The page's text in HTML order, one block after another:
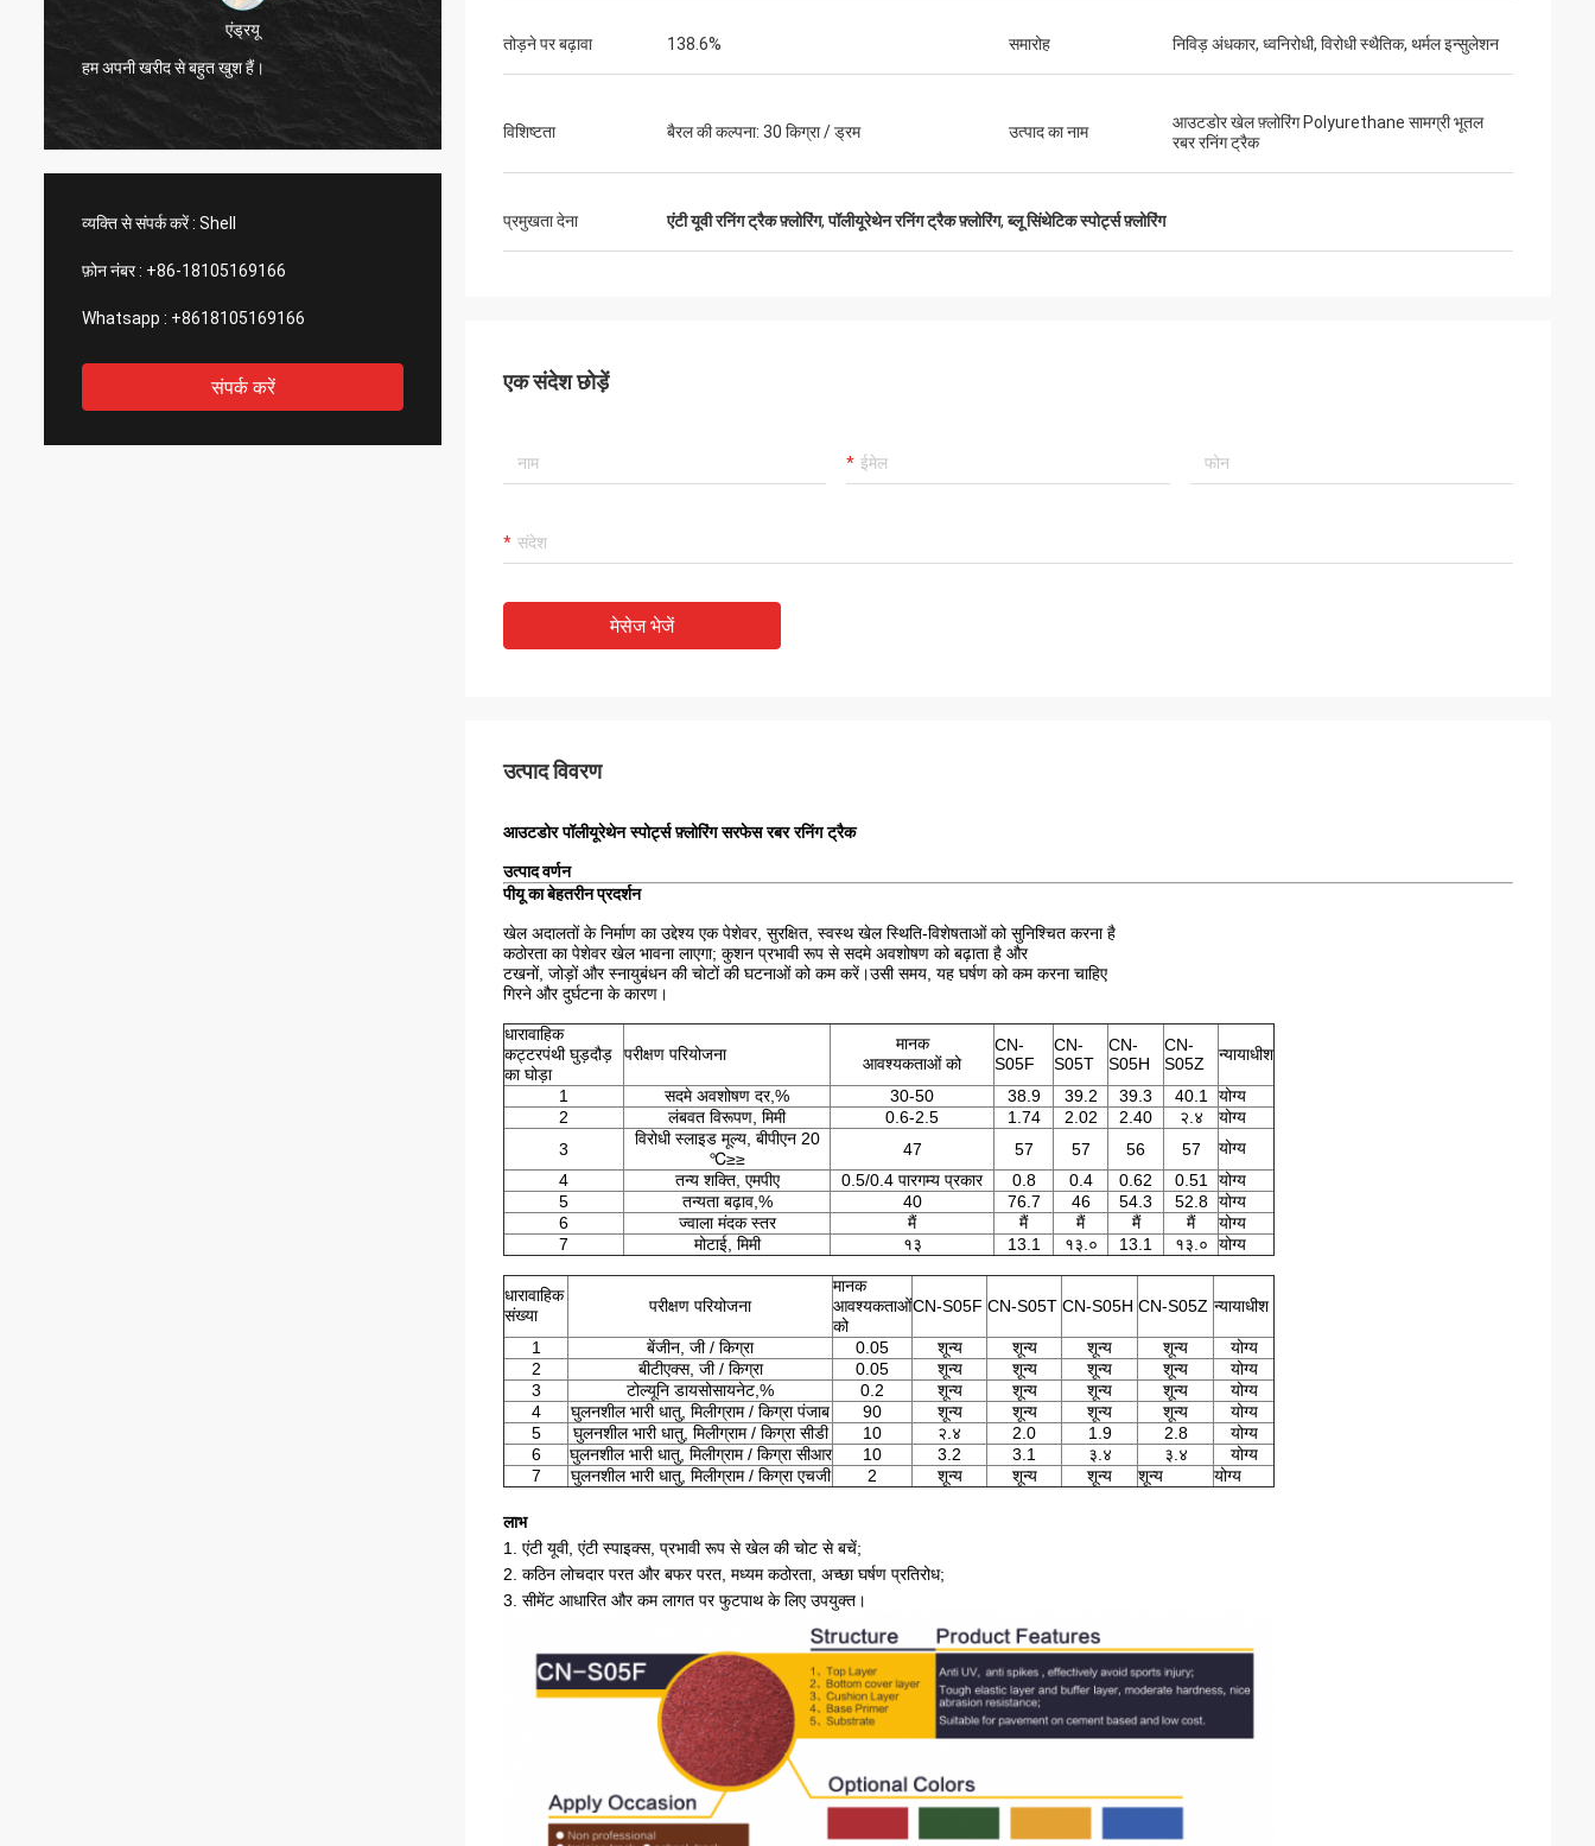
एंड्रयू
हम अपनी खरीद से बहुत खुश हैं।
सीएन स्पोर्ट्स एक भरोसेमंद कंपनी है, उत्कृष्ट उत्पाद और
सेवाएं प्रदान करती है।
व्यक्ति से संपर्क करें : Shell
फ़ोन नंबर : +86-18105169166
Whatsapp : +8618105169166
संपर्क करें
तोड़ने पर बढ़ावा 138.6% समारोह निविड़ अंधकार, ध्वनिरोधी, विरोधी स्थैतिक, थर्मल इन्सुलेशन
विशिष्टता बैरल की कल्पना: 30 किग्रा / ड्रम उत्पाद का नाम
आउटडोर खेल फ़्लोरिंग Polyurethane सामग्री भूतल
रबर रनिंग ट्रैक
प्रमुखता देना एंटी यूवी रनिंग ट्रैक फ़्लोरिंग,पॉलीयूरेथेन रनिंग ट्रैक फ़्लोरिंग,ब्लू सिंथेटिक स्पोर्ट्स फ़्लोरिंग
एक संदेश छोड़ें
मेसेज भेजें
उत्पाद विवरण
आउटडोर पॉलीयूरेथेन स्पोर्ट्स फ़्लोरिंग सरफेस रबर रनिंग ट्रैक
उत्पाद वर्णन
पीयू का बेहतरीन प्रदर्शन
खेल अदालतों के निर्माण का उद्देश्य एक पेशेवर, सुरक्षित, स्वस्थ खेल स्थिति-विशेषताओं को सुनिश्चित करना है
कठोरता का पेशेवर खेल भावना लाएगा; कुशन प्रभावी रूप से सदमे अवशोषण को बढ़ाता है और
टखनों, जोड़ों और स्नायुबंधन की चोटों की घटनाओं को कम करें।उसी समय, यह घर्षण को कम करना चाहिए
गिरने और दुर्घटना के कारण।
धारावाहिक
कट्टरपंथी घुड़दौड़
का घोड़ा
परीक्षण परियोजना
मानक
आवश्यकताओं को
CN-
S05F
CN-
S05T
CN-
S05H
CN-
S05Z
न्यायाधीश
1 सदमे अवशोषण दर,% 30-50 38.9 39.2 39.3 40.1
योग्य
2
लंबवत विरूपण, मिमी 0.6-2.5 1.74 2.02 2.40 २.४
योग्य
3
विरोधी स्लाइड मूल्य, बीपीएन 20
℃≥≥
47 57 57 56 57
योग्य
4
तन्य शक्ति, एमपीए 0.5/0.4 पारगम्य प्रकार 0.8 0.4 0.62 0.51
योग्य
5
तन्यता बढ़ाव,% 40 76.7 46 54.3 52.8 योग्य
6
ज्वाला मंदक स्तर मैं मैं मैं मैं मैं
योग्य
7
मोटाई, मिमी १३ 13.1 १३.० 13.1 १३.० योग्य
धारावाहिक
संख्या
परीक्षण परियोजना
मानक
आवश्यकताओं
को
CN-S05F CN-S05T CN-S05H CN-S05Z न्यायाधीश
1 बेंजीन, जी / किग्रा 0.05 शून्य शून्य शून्य शून्य
योग्य
2
बीटीएक्स, जी / किग्रा 0.05 शून्य शून्य शून्य शून्य
योग्य
3
टोल्यूनि डायसोसायनेट,% 0.2 शून्य शून्य शून्य शून्य
योग्य
4
घुलनशील भारी धातु, मिलीग्राम / किग्रा पंजाब 90 शून्य शून्य शून्य शून्य
योग्य
5
घुलनशील भारी धातु, मिलीग्राम / किग्रा सीडी 10 २.४ 2.0 1.9 2.8
योग्य
6
घुलनशील भारी धातु, मिलीग्राम / किग्रा सीआर 10 3.2 3.1 ३.४ ३.४
योग्य
7
घुलनशील भारी धातु, मिलीग्राम / किग्रा एचजी 2 शून्य शून्य शून्य शून्य योग्य
लाभ
1. एंटी यूवी, एंटी स्पाइक्स, प्रभावी रूप से खेल की चोट से बचें;
2. कठिन लोचदार परत और बफर परत, मध्यम कठोरता, अच्छा घर्षण प्रतिरोध;
3. सीमेंट आधारित और कम लागत पर फुटपाथ के लिए उपयुक्त।